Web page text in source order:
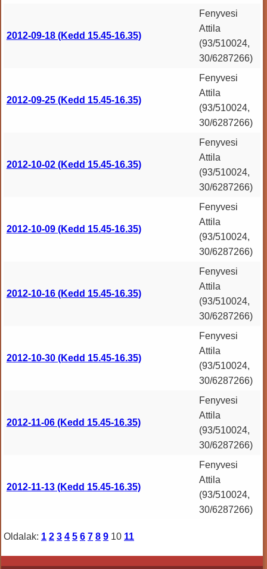
2012-09-18 (Kedd 15.45-16.35)
Fenyvesi
Attila
(93/510024,
30/6287266)
2012-09-25 (Kedd 15.45-16.35)
Fenyvesi
Attila
(93/510024,
30/6287266)
2012-10-02 (Kedd 15.45-16.35)
Fenyvesi
Attila
(93/510024,
30/6287266)
2012-10-09 (Kedd 15.45-16.35)
Fenyvesi
Attila
(93/510024,
30/6287266)
2012-10-16 (Kedd 15.45-16.35)
Fenyvesi
Attila
(93/510024,
30/6287266)
2012-10-30 (Kedd 15.45-16.35)
Fenyvesi
Attila
(93/510024,
30/6287266)
2012-11-06 (Kedd 15.45-16.35)
Fenyvesi
Attila
(93/510024,
30/6287266)
2012-11-13 (Kedd 15.45-16.35)
Fenyvesi
Attila
(93/510024,
30/6287266)
Oldalak: 1 2 3 4 5 6 7 8 9 10 11